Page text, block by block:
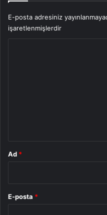
E-posta adresiniz
işaretlenmişlerdir
Ad *
E-posta *